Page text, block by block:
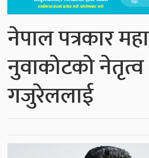
नेपाल पत्रकार
नुवाकोटको नेतृत्व
गजुरेललाई